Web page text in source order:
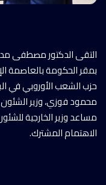
التقى الدكتور مصطفى
بمقر الحكومة بالعاصمة
حزب الشعب الأوروبي في
محمود فوزي، وزير الشئون
مساعد وزير الخارجية
الاهتمام المشترك.